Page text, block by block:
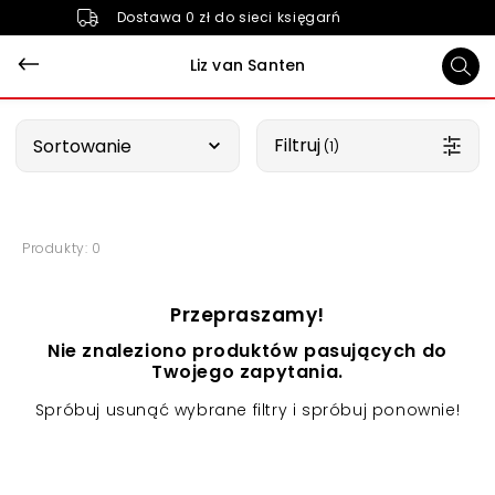
Dostawa 0 zł do sieci księgarń
Liz van Santen
Sortowanie Filtruj (1)
Produkty: 0
Przepraszamy!
Nie znaleziono produktów pasujących do
Twojego zapytania.
Spróbuj usunąć wybrane filtry i spróbuj ponownie!